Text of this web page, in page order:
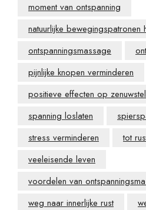
moment van ontspanning
natuurlijke bewegingspatronen
ontspanningsmassage
pijnlijke knopen verminderen
positieve effecten op
spanning loslaten
stress verminderen
tot
veeleisende leven
voordelen van
weg naar innerlijke rust